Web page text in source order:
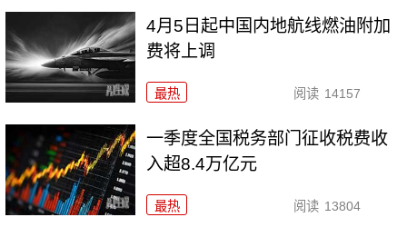
4月5日起中国内地航线燃油附加
费将上调
最热 阅读 14157
一季度全国税务部门征收税费收
入超8.4万亿元
最热 阅读 13804